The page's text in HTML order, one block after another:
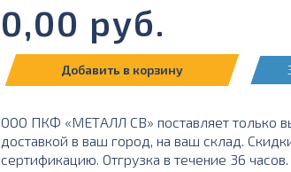
0,00 руб.
Добавить в корзину
ООО ПКФ «МЕТАЛЛ СВ» поставляет только
доставкой в ваш город, на ваш склад.
сертификацию. Отгрузка в течение 36 часов.